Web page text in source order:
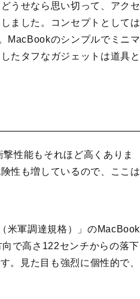
うせなら思い切って、アクセ
ました。コンセプトとしては
MacBookのシンプルでミニマ
たタフなガジェットは道具と
性能もそれほど高くありま
性も増しているので、ここは
米軍調達規格）」のMacBook
で高さ122センチからの落下
。見た目も強烈に個性的で、